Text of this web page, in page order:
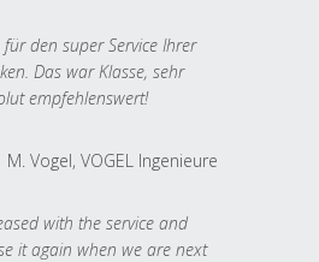
den super Service Ihrer
Das war Klasse, sehr
empfehlenswert!
M. Vogel, VOGEL Ingenieure
with the service and
it again when we are next